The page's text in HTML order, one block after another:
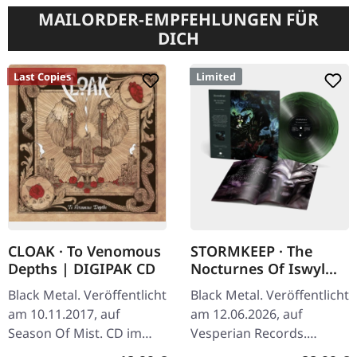
MAILORDER-EMPFEHLUNGEN FÜR
DICH
Last Copies
CLOAK · To Venomous
Depths | DIGIPAK CD
Black Metal. Veröffentlicht
am 10.11.2017, auf
Season Of Mist. CD im
DigiPak mit 12-seitigem
Limited
STORMKEEP · The
Nocturnes Of Iswylm
| GREEN/BLACK
RIPPLE LP
Black Metal. Veröffentlicht
am 12.06.2026, auf
Vesperian Records.